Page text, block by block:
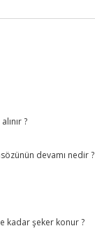
?
devamı nedir ?
kadar şeker konur ?